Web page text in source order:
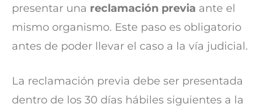
presentar una reclamación previa ante el
mismo organismo. Este paso es obligatorio
antes de poder llevar el caso a la vía judicial.
La reclamación previa debe ser presentada
dentro de los 30 días hábiles siguientes a la